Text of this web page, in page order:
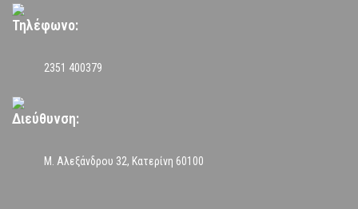
Τηλέφωνο:
2351 400379
Διεύθυνση:
Μ. Αλεξάνδρου 32, Κατερίνη 60100